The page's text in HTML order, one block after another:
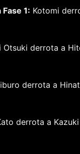
1: Kotomi
Otsuki derrota a
derrota a
derrota a